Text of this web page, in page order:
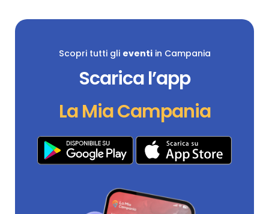
Scopri tutti gli eventiin Campania
Scarica l’app
La Mia Campania